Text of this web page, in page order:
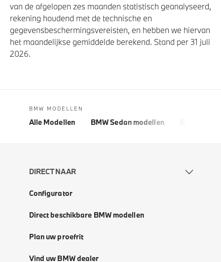
van de afgelopen zes maanden statistisch geanalyseerd,
rekening houdend met de technische en
gegevensbeschermingsvereisten, en hebben we hiervan
het maandelijkse gemiddelde berekend. Stand per 31 juli
2026.
BMW MODELLEN
Alle Modellen BMW Sedan modellen
DIRECT NAAR
Configurator
Direct beschikbare BMW modellen
Plan uw proefrit
Vind uw BMW dealer